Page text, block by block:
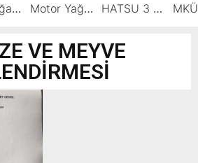
Karamağara Koyu Doğu Akdeniz’in Turizm Yıldızı Oluyor Motor Yağı ve Aküde Güvenilir Hizmet Antakya’da Başladı HATSU 3 İlçede Ağustos Ayı Faturalarında Bir Ton Suyu Ücretsiz Tanımladı
VE MEYVE